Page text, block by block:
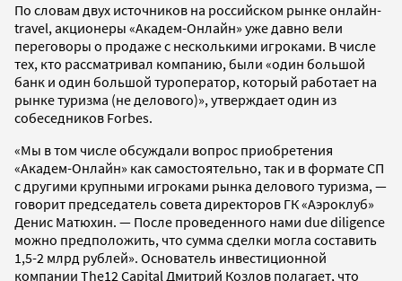
По словам двух источников на российском рынке онлайн-
travel, акционеры «Академ-Онлайн» уже давно вели
переговоры о продаже с несколькими игроками. В числе
тех, кто рассматривал компанию, были «один большой
банк и один большой туроператор, который работает на
рынке туризма (не делового)», утверждает один из
собеседников Forbes.
«Мы в том числе обсуждали вопрос приобретения
«Академ-Онлайн» как самостоятельно, так и в формате СП
с другими крупными игроками рынка делового туризма, —
говорит председатель совета директоров ГК «Аэроклуб»
Денис Матюхин. — После проведенного нами due diligence
можно предположить, что сумма сделки могла составить
1,5-2 млрд рублей». Основатель инвестиционной
компании The12 Capital Дмитрий Козлов полагает, что